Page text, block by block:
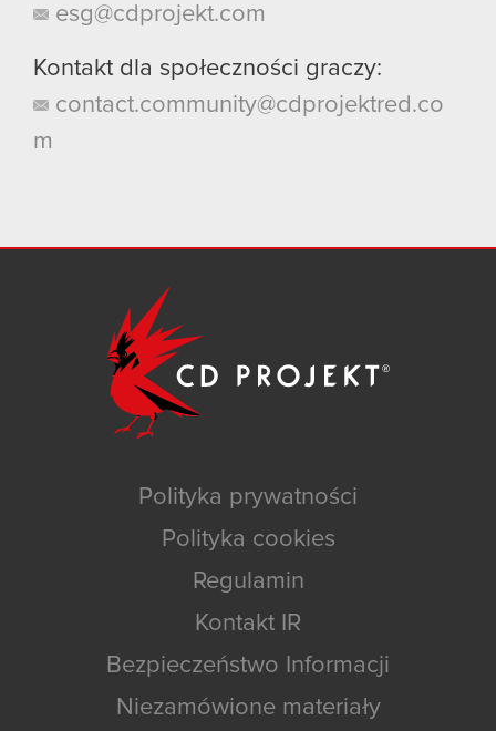
esg@cdprojekt.com
Kontakt dla społeczności graczy:
contact.community@cdprojektred.co
m
Polityka prywatności
Polityka cookies
Regulamin
Kontakt IR
Bezpieczeństwo Informacji
Niezamówione materiały